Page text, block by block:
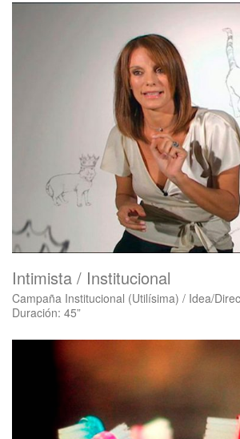
Intimista / Institucional
Campaña Institucional (Utilísima) / Idea/
Duración: 45”